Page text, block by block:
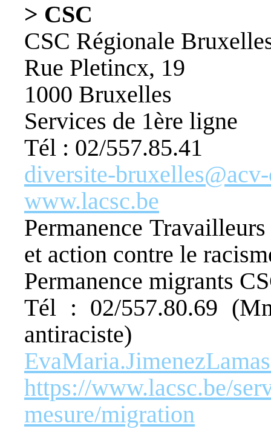
> CSC
CSC Régionale
Rue Pletincx, 19
1000 Bruxelles
Services de 1ère ligne
Tél : 02/557.85.41
diversite-
www.lacsc.be
Permanence
et action contre le
Permanence migrants
Tél : 02/557.80.69
antiraciste)
https://www.lacsc.be/
mesure/migration